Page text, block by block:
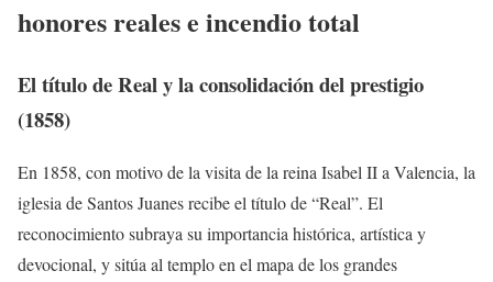
honores reales e incendio total
El título de Real y la consolidación del prestigio
(1858)
En 1858, con motivo de la visita de la reina Isabel II a Valencia, la
iglesia de Santos Juanes recibe el título de “Real”. El
reconocimiento subraya su importancia histórica, artística y
devocional, y sitúa al templo en el mapa de los grandes